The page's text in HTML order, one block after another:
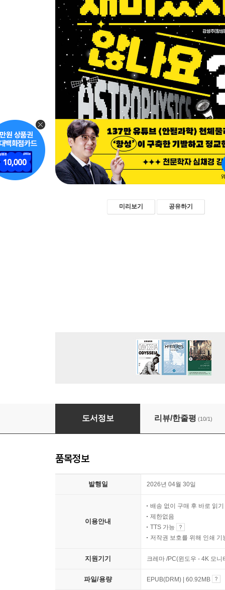
미리보기 공유하기
알면 재미있지 않나요?
도서정보 리뷰/한줄평 (10/1)
품목정보
발행일 2026년 04월 30일
이용안내
배송 없이 구매 후 바로 읽기
제한없음
TTS 가능
저작권 보호를 위해 인쇄 기
지원기기 크레마 /PC(윈도우 - 4K 모
파일/용량 EPUB(DRM) | 60.92MB